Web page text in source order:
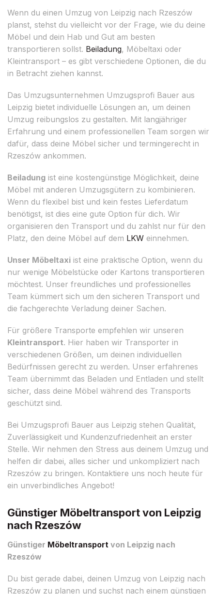
Wenn du einen Umzug von Leipzig nach Rzeszów
planst, stehst du vielleicht vor der Frage, wie du deine
Möbel und dein Hab und Gut am besten
transportieren sollst. Beiladung, Möbeltaxi oder
Kleintransport – es gibt verschiedene Optionen, die du
in Betracht ziehen kannst.
Das Umzugsunternehmen Umzugsprofi Bauer aus
Leipzig bietet individuelle Lösungen an, um deinen
Umzug reibungslos zu gestalten. Mit langjähriger
Erfahrung und einem professionellen Team sorgen wir
dafür, dass deine Möbel sicher und termingerecht in
Rzeszów ankommen.
Beiladung ist eine kostengünstige Möglichkeit, deine
Möbel mit anderen Umzugsgütern zu kombinieren.
Wenn du flexibel bist und kein festes Lieferdatum
benötigst, ist dies eine gute Option für dich. Wir
organisieren den Transport und du zahlst nur für den
Platz, den deine Möbel auf dem LKW einnehmen.
Unser Möbeltaxi ist eine praktische Option, wenn du
nur wenige Möbelstücke oder Kartons transportieren
möchtest. Unser freundliches und professionelles
Team kümmert sich um den sicheren Transport und
die fachgerechte Verladung deiner Sachen.
Für größere Transporte empfehlen wir unseren
Kleintransport. Hier haben wir Transporter in
verschiedenen Größen, um deinen individuellen
Bedürfnissen gerecht zu werden. Unser erfahrenes
Team übernimmt das Beladen und Entladen und stellt
sicher, dass deine Möbel während des Transports
geschützt sind.
Bei Umzugsprofi Bauer aus Leipzig stehen Qualität,
Zuverlässigkeit und Kundenzufriedenheit an erster
Stelle. Wir nehmen den Stress aus deinem Umzug und
helfen dir dabei, alles sicher und unkompliziert nach
Rzeszów zu bringen. Kontaktiere uns noch heute für
ein unverbindliches Angebot!
Günstiger Möbeltransport von Leipzig
nach Rzeszów
Günstiger Möbeltransport von Leipzig nach
Rzeszów
Du bist gerade dabei, deinen Umzug von Leipzig nach
Rzeszów zu planen und suchst nach einem günstigen